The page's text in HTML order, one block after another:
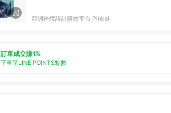
亞洲跨境設計購物平台 Pinkoi
訂單成立賺1%
下單享LINE POINTS點數